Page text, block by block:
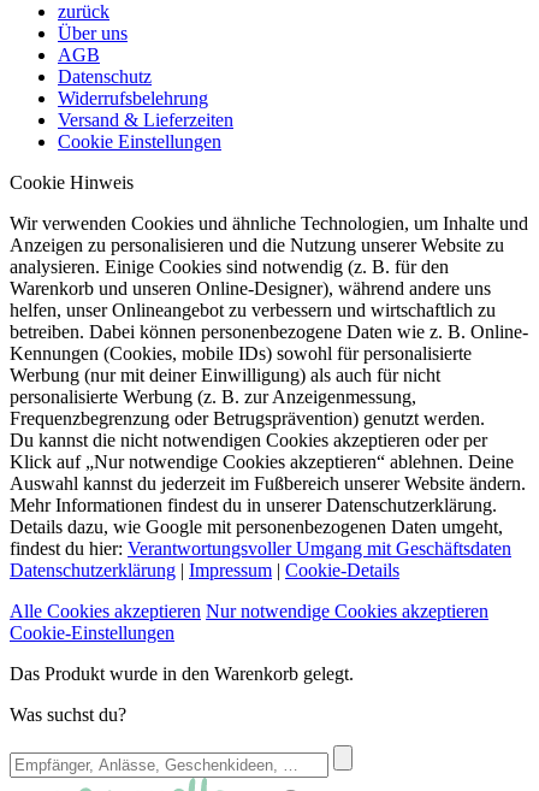
zurück
Über uns
AGB
Datenschutz
Widerrufsbelehrung
Versand & Lieferzeiten
Cookie Einstellungen
Cookie Hinweis
Wir verwenden Cookies und ähnliche Technologien, um Inhalte und
Anzeigen zu personalisieren und die Nutzung unserer Website zu
analysieren. Einige Cookies sind notwendig (z. B. für den
Warenkorb und unseren Online-Designer), während andere uns
helfen, unser Onlineangebot zu verbessern und wirtschaftlich zu
betreiben. Dabei können personenbezogene Daten wie z. B. Online-
Kennungen (Cookies, mobile IDs) sowohl für personalisierte
Werbung (nur mit deiner Einwilligung) als auch für nicht
personalisierte Werbung (z. B. zur Anzeigenmessung,
Frequenzbegrenzung oder Betrugsprävention) genutzt werden.
Du kannst die nicht notwendigen Cookies akzeptieren oder per
Klick auf „Nur notwendige Cookies akzeptieren“ ablehnen. Deine
Auswahl kannst du jederzeit im Fußbereich unserer Website ändern.
Mehr Informationen findest du in unserer Datenschutzerklärung.
Details dazu, wie Google mit personenbezogenen Daten umgeht,
findest du hier: Verantwortungsvoller Umgang mit Geschäftsdaten
Datenschutzerklärung | Impressum | Cookie-Details
Alle Cookies akzeptieren Nur notwendige Cookies akzeptieren
Cookie-Einstellungen
Das Produkt wurde in den Warenkorb gelegt.
Was suchst du?